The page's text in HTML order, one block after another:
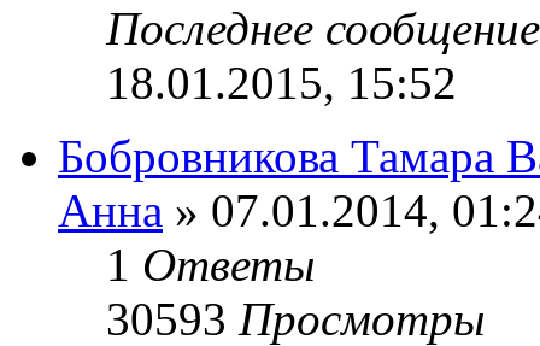
Последнее
18.01.2015, 15:52
Бобровникова Тамара
Анна » 07.01.2014,
1 Ответы
30593 Просмотры